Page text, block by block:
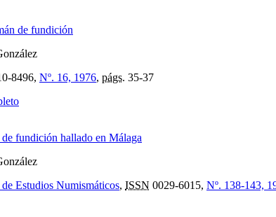
de fundición
8496, Nº. 16, 1976, págs. 35-37
fundición hallado en Málaga
Estudios Numismáticos, ISSN 0029-6015, Nº. 138-143,